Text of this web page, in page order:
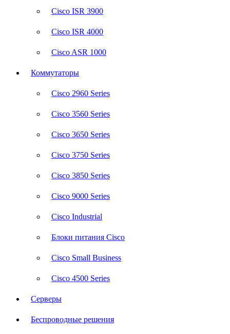
Cisco ISR 3900
Cisco ISR 4000
Cisco ASR 1000
Коммутаторы
Cisco 2960 Series
Cisco 3560 Series
Cisco 3650 Series
Cisco 3750 Series
Cisco 3850 Series
Cisco 9000 Series
Cisco Industrial
Блоки питания Cisco
Cisco Small Business
Cisco 4500 Series
Серверы
Беспроводные решения